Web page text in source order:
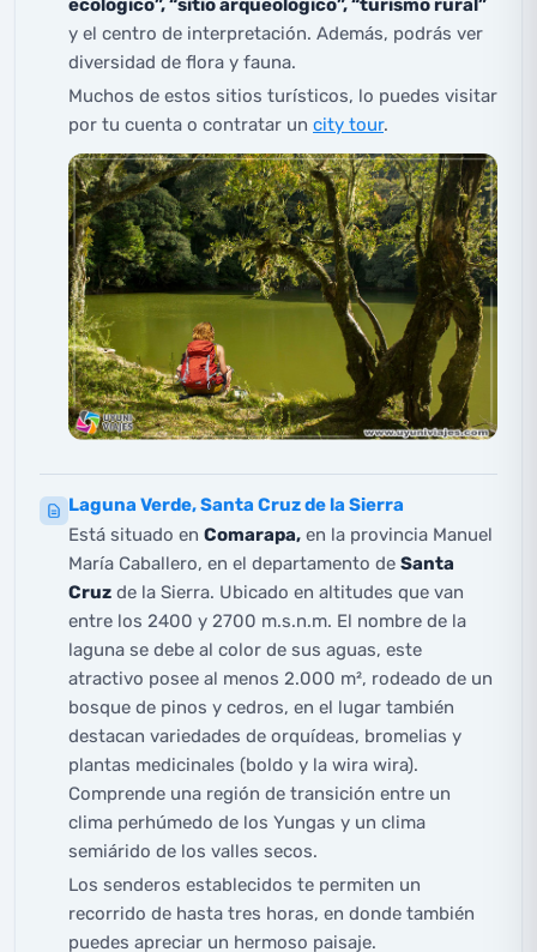
ecológico”, “sitio arqueológico”, “turismo rural”
y el centro de interpretación. Además, podrás ver
diversidad de flora y fauna.
Muchos de estos sitios turísticos, lo puedes visitar
por tu cuenta o contratar un city tour.
Laguna Verde, Santa Cruz de la Sierra
Está situado en Comarapa, en la provincia Manuel
María Caballero, en el departamento de Santa
Cruz de la Sierra. Ubicado en altitudes que van
entre los 2400 y 2700 m.s.n.m. El nombre de la
laguna se debe al color de sus aguas, este
atractivo posee al menos 2.000 m², rodeado de un
bosque de pinos y cedros, en el lugar también
destacan variedades de orquídeas, bromelias y
plantas medicinales (boldo y la wira wira).
Comprende una región de transición entre un
clima perhúmedo de los Yungas y un clima
semiárido de los valles secos.
Los senderos establecidos te permiten un
recorrido de hasta tres horas, en donde también
puedes apreciar un hermoso paisaje.